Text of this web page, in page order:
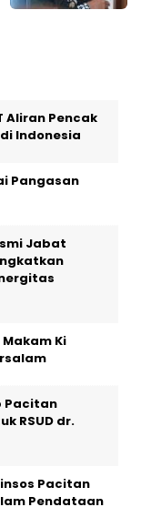
Aliran Pencak
Indonesia
Pangasan
Jabat
Ki
Pacitan
RSUD dr.
Pacitan
Pendataan